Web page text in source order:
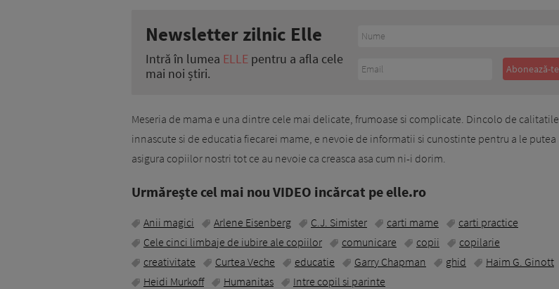
Newsletter zilnic Elle
Intră în lumea ELLE pentru a afla cele
mai noi știri.
Meseria de mama e una dintre cele mai delicate, frumoase si complicate. Dincolo de calitatile
innascute si de educatia fiecarei mame, e nevoie de informatii si cunostinte pentru a le putea
asigura copiilor nostri tot ce au nevoie ca creasca asa cum ni-i dorim.
Urmăreşte cel mai nou VIDEO incărcat pe elle.ro
Anii magici Arlene Eisenberg C.J. Simister carti mame
carti practice
Cele cinci limbaje de iubire ale copiilor
comunicare copii
copilarie
creativitate
Curtea Veche educatie Garry Chapman ghid
Haim G. Ginott
Heidi Murkoff
Humanitas
Intre copil si parinte